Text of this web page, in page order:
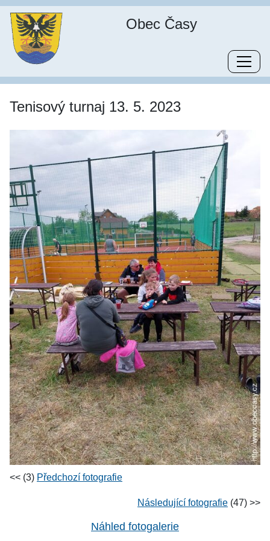
Obec Časy
Tenisový turnaj 13. 5. 2023
<< (3) Předchozí fotografie
Následující fotografie (47) >>
Náhled fotogalerie